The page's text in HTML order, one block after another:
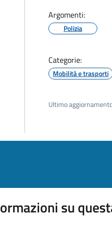
Argomenti:
Polizia
Categorie:
Mobilità e trasporti
Ultimo
su